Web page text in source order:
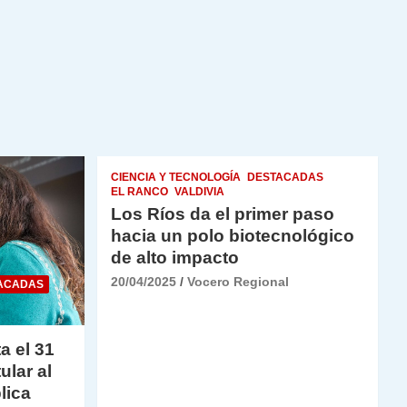
el 31
al
CIENCIA Y TECNOLOGÍA
DESTACADAS
EL RANCO VALDIVIA
Los Ríos da el primer paso
hacia un polo biotecnológico
de alto impacto
20/04/2025 Vocero Regional